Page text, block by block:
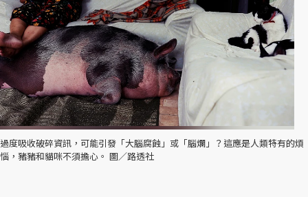
過度吸收破碎資訊，可能引發「大腦腐蝕」或「腦爛」？這應是人類特有的煩
惱，豬豬和貓咪不須擔心。 圖／路透社